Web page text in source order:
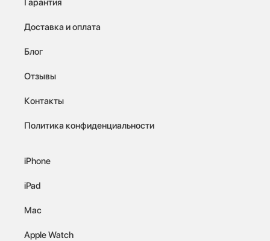
Гарантия
Доставка и оплата
Блог
Отзывы
Контакты
Политика конфиденциальности
iPhone
iPad
Mac
Apple Watch